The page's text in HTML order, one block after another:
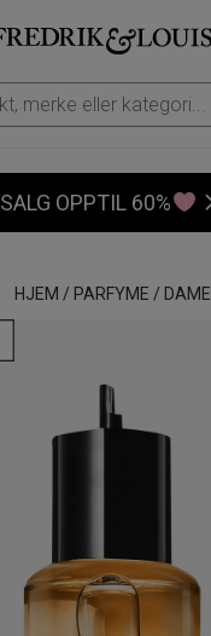
SALG OPPTIL 60%
HJEM / PARFYME / DAME